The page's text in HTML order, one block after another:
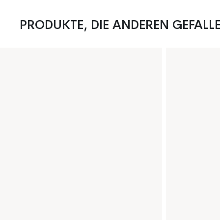
PRODUKTE, DIE ANDEREN